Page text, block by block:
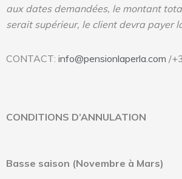
aux dates demandées, le montant
serait supérieur, le client devra payer
CONTACT: info@pensionlaperla.com /
CONDITIONS D’ANNULATION
Basse saison (Novembre à Mars)